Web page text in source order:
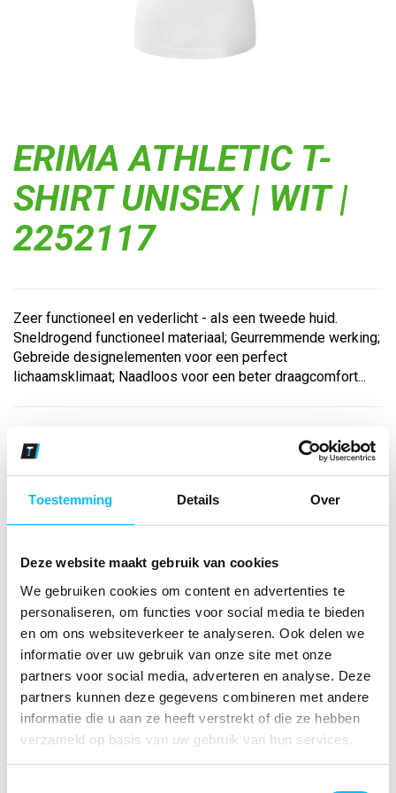
Toestemming Details Over
Deze website maakt gebruik van cookies
We gebruiken cookies om content en advertenties te
personaliseren, om functies voor social media te bieden
en om ons websiteverkeer te analyseren. Ook delen we
informatie over uw gebruik van onze site met onze
partners voor social media, adverteren en analyse. Deze
partners kunnen deze gegevens combineren met andere
informatie die u aan ze heeft verstrekt of die ze hebben
verzameld op basis van uw gebruik van hun services.
ERIMA ATHLETIC T-
SHIRT UNISEX | WIT |
2252117
Zeer functioneel en vederlicht - als een tweede huid.
Sneldrogend functioneel materiaal; Geurremmende werking;
Gebreide designelementen voor een perfect
lichaamsklimaat; Naadloos voor een beter draagcomfort...
Maat
*Gratis verzending vanaf €150,- exclusief BTW
Kies kleur/maat
€ 23 ,21 € 29,75 excl BTW
€ 28,08 € 36 ,- incl BTW